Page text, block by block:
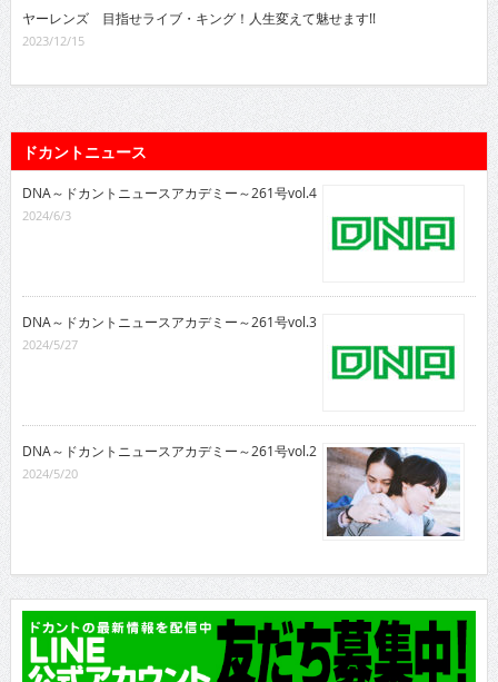
ヤーレンズ 目指せライブ・キング！人生変えて魅せます!!
2023/12/15
ドカントニュース
DNA～ドカントニュースアカデミー～261号vol.4
2024/6/3
DNA～ドカントニュースアカデミー～261号vol.3
2024/5/27
DNA～ドカントニュースアカデミー～261号vol.2
2024/5/20